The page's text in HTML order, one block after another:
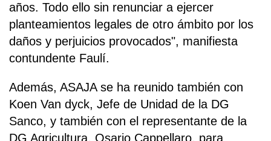
años. Todo ello sin renunciar a ejercer
planteamientos legales de otro ámbito por los
daños y perjuicios provocados", manifiesta
contundente Faulí.
Además, ASAJA se ha reunido también con
Koen Van dyck, Jefe de Unidad de la DG
Sanco, y también con el representante de la
DG Agricultura, Osario Cappellaro, para